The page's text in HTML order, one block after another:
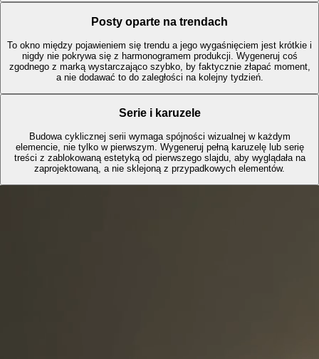
Posty oparte na trendach
To okno między pojawieniem się trendu a jego wygaśnięciem jest krótkie i
nigdy nie pokrywa się z harmonogramem produkcji. Wygeneruj coś
zgodnego z marką wystarczająco szybko, by faktycznie złapać moment,
a nie dodawać to do zaległości na kolejny tydzień.
Serie i karuzele
Budowa cyklicznej serii wymaga spójności wizualnej w każdym
elemencie, nie tylko w pierwszym. Wygeneruj pełną karuzelę lub serię
treści z zablokowaną estetyką od pierwszego slajdu, aby wyglądała na
zaprojektowaną, a nie sklejoną z przypadkowych elementów.